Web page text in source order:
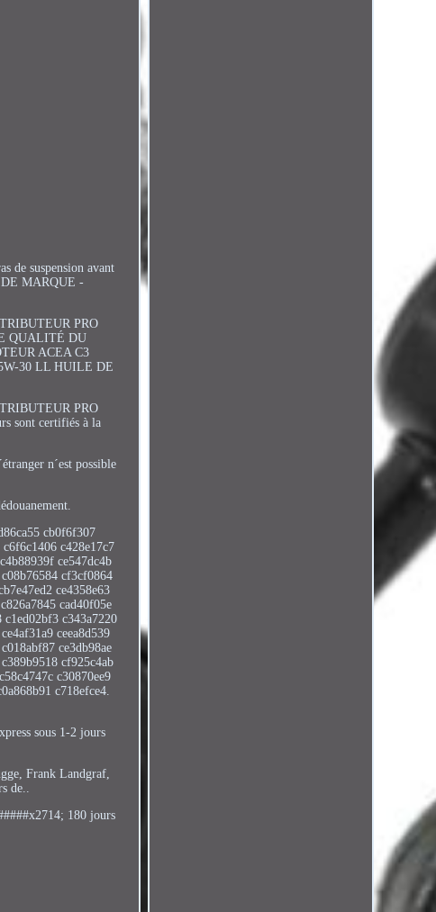
de suspension avant
MARQUE -
PRO
QUALITÉ DU
ACEA C3
30 LL HUILE DE
PRO
sont certifiés à la
n´est possible
cb0f6f307
c6f6c1406 c428e17c7
ce547dc4b
cf3cf0864
ce4358e63
cad40f05e
c1ed02bf3 c343a7220
ceea8d539
ce3db98ae
cf925c4ab
c30870ee9
c718efce4.
sous 1-2 jours
Frank Landgraf,
de..
180 jours